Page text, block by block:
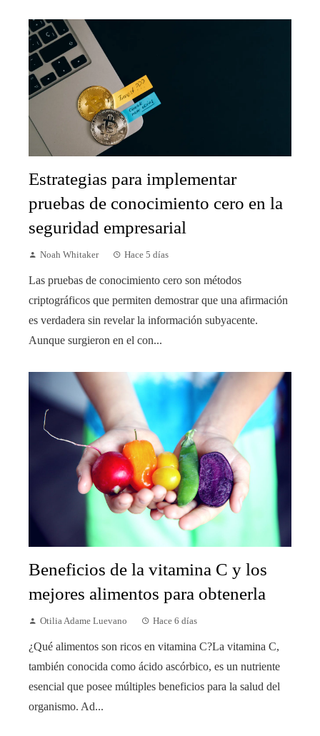
Estrategias para implementar
pruebas de conocimiento cero en la
seguridad empresarial
Noah Whitaker Hace 5 días
Las pruebas de conocimiento cero son métodos
criptográficos que permiten demostrar que una afirmación
es verdadera sin revelar la información subyacente.
Aunque surgieron en el con...
Beneficios de la vitamina C y los
mejores alimentos para obtenerla
Otilia Adame Luevano Hace 6 días
¿Qué alimentos son ricos en vitamina C?La vitamina C,
también conocida como ácido ascórbico, es un nutriente
esencial que posee múltiples beneficios para la salud del
organismo. Ad...